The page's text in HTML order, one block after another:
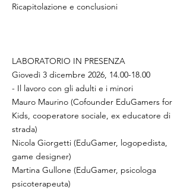
Ricapitolazione e conclusioni
LABORATORIO IN PRESENZA
Giovedì 3 dicembre 2026, 14.00-18.00
- Il lavoro con gli adulti e i minori
Mauro Maurino (Cofounder EduGamers for
Kids, cooperatore sociale, ex educatore di
strada)
Nicola Giorgetti (EduGamer, logopedista,
game designer)
Martina Gullone (EduGamer, psicologa
psicoterapeuta)